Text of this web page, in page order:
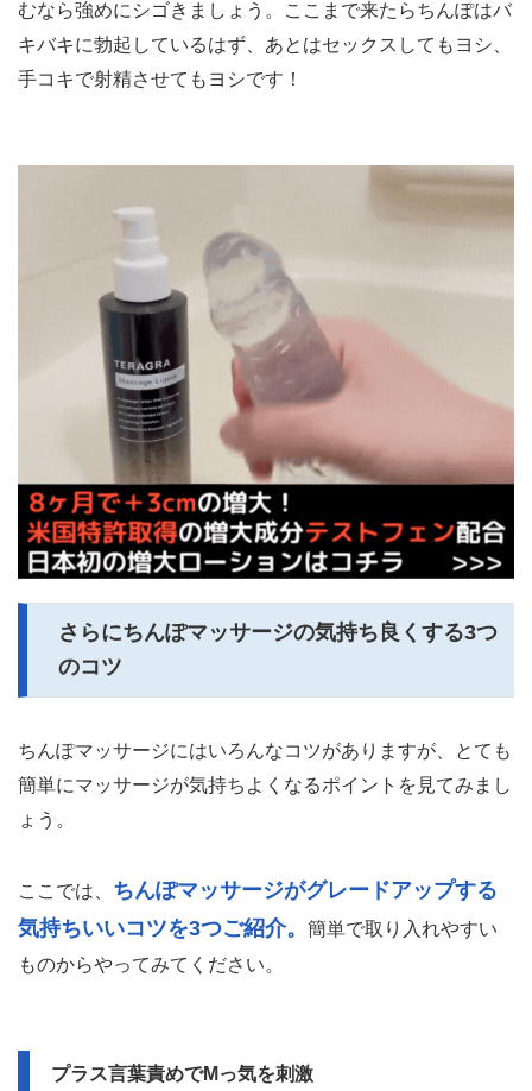
むなら強めにシゴきましょう。ここまで来たらちんぽはバ
キバキに勃起しているはず、あとはセックスしてもヨシ、
手コキで射精させてもヨシです！
さらにちんぽマッサージの気持ち良くする3つ
のコツ
ちんぽマッサージにはいろんなコツがありますが、とても
簡単にマッサージが気持ちよくなるポイントを見てみまし
ょう。
ここでは、 ちんぽマッサージがグレードアップする
気持ちいいコツを3つご紹介。 簡単で取り入れやすい
ものからやってみてください。
プラス言葉責めでMっ気を刺激